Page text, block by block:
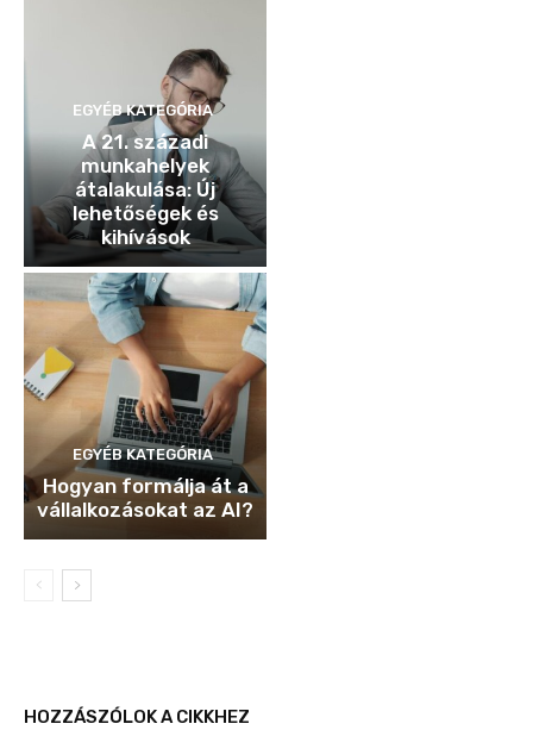
EGYÉB KATEGÓRIA
A 21. századi
munkahelyek
átalakulása: Új
lehetőségek és
kihívások
EGYÉB KATEGÓRIA
Hogyan formálja át a
vállalkozásokat az AI?
HOZZÁSZÓLOK A CIKKHEZ